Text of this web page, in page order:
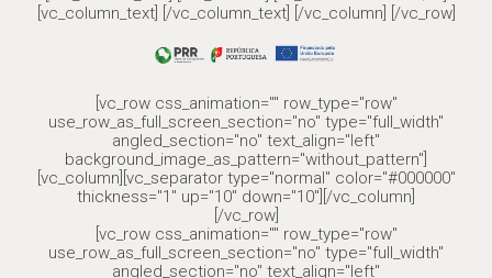
[vc_column_text] [/vc_column_text] [/vc_column] [/vc_row]
[vc_row css_animation="" row_type="row"
use_row_as_full_screen_section="no" type="full_width"
angled_section="no" text_align="left"
background_image_as_pattern="without_pattern"]
[vc_column][vc_separator type="normal" color="#000000"
thickness="1" up="10" down="10"][/vc_column]
[/vc_row]
[vc_row css_animation="" row_type="row"
use_row_as_full_screen_section="no" type="full_width"
angled_section="no" text_align="left"